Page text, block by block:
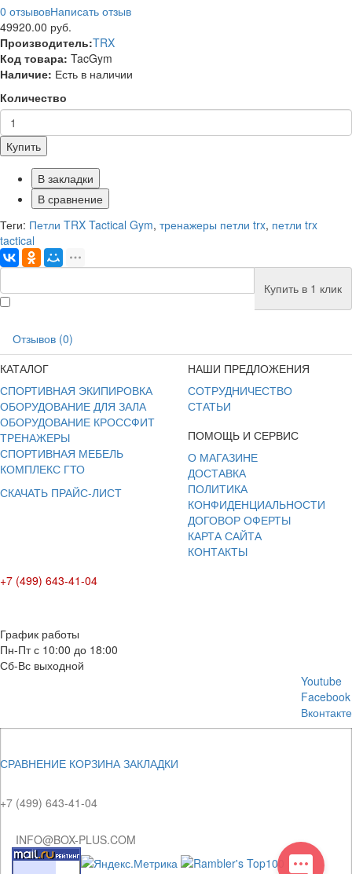
0 отзывовНаписать отзыв
49920.00 руб.
Производитель:TRX
Код товара: TacGym
Наличие: Есть в наличии
Количество
Купить
В закладки
В сравнение
Теги: Петли TRX Tactical Gym, тренажеры петли trx, петли trx
tactical
Купить в 1 клик
Отзывов (0)
КАТАЛОГ
СПОРТИВНАЯ ЭКИПИРОВКА
ОБОРУДОВАНИЕ ДЛЯ ЗАЛА
ОБОРУДОВАНИЕ КРОССФИТ
ТРЕНАЖЕРЫ
СПОРТИВНАЯ МЕБЕЛЬ
КОМПЛЕКС ГТО
СКАЧАТЬ ПРАЙС-ЛИСТ
НАШИ ПРЕДЛОЖЕНИЯ
СОТРУДНИЧЕСТВО
СТАТЬИ
ПОМОЩЬ И СЕРВИС
О МАГАЗИНЕ
ДОСТАВКА
ПОЛИТИКА
КОНФИДЕНЦИАЛЬНОСТИ
ДОГОВОР ОФЕРТЫ
КАРТА САЙТА
КОНТАКТЫ
+7 (499) 643-41-04
График работы
Пн-Пт с 10:00 до 18:00
Сб-Вс выходной
Youtube
Facebook
Вконтакте
СРАВНЕНИЕ КОРЗИНА ЗАКЛАДКИ
+7 (499) 643-41-04
INFO@BOX-PLUS.COM